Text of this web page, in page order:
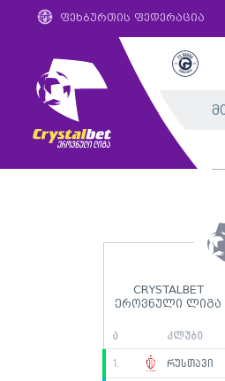
ფეხბურთის ფედერაცია
CRYSTALBET
ეროვნული ლიგა
ა კლუბი
1. რუსთავი